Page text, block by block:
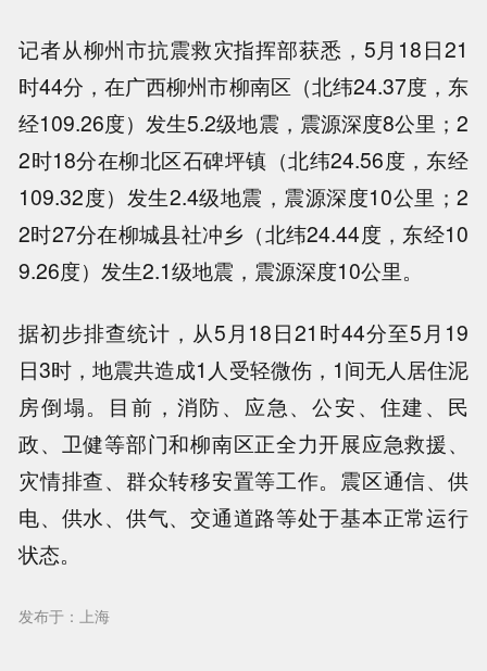
记者从柳州市抗震救灾指挥部获悉，5月18日21
时44分，在广西柳州市柳南区（北纬24.37度，东
经109.26度）发生5.2级地震，震源深度8公里；2
2时18分在柳北区石碑坪镇（北纬24.56度，东经
109.32度）发生2.4级地震，震源深度10公里；2
2时27分在柳城县社冲乡（北纬24.44度，东经10
9.26度）发生2.1级地震，震源深度10公里。
据初步排查统计，从5月18日21时44分至5月19
日3时，地震共造成1人受轻微伤，1间无人居住泥
房倒塌。目前，消防、应急、公安、住建、民
政、卫健等部门和柳南区正全力开展应急救援、
灾情排查、群众转移安置等工作。震区通信、供
电、供水、供气、交通道路等处于基本正常运行
状态。
发布于：上海